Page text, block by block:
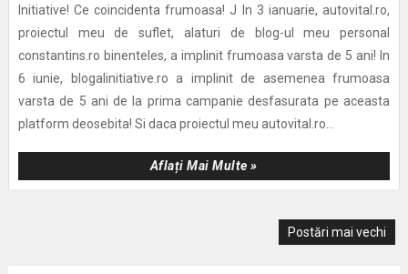
Initiative! Ce coincidenta frumoasa! J In 3 ianuarie, autovital.ro,
proiectul meu de suflet, alaturi de blog-ul meu personal
constantins.ro binenteles, a implinit frumoasa varsta de 5 ani! In
6 iunie, blogalinitiative.ro a implinit de asemenea frumoasa
varsta de 5 ani de la prima campanie desfasurata pe aceasta
platform deosebita! Si daca proiectul meu autovital.ro...
Aflați Mai Multe »
Postări mai vechi